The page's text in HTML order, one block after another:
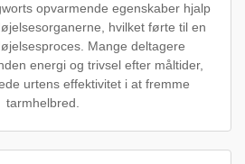
opvarmende egenskaber hjalp
hvilket førte til en
Mange deltagere
energi og trivsel efter måltider,
urtens effektivitet i at fremme
tarmhelbred.